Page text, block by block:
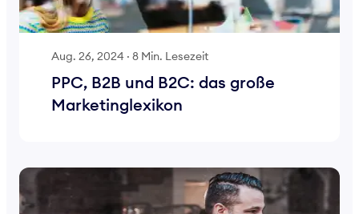
Aug. 26, 2024 · 8 Min. Lesezeit
PPC, B2B und B2C: das große
Marketinglexikon